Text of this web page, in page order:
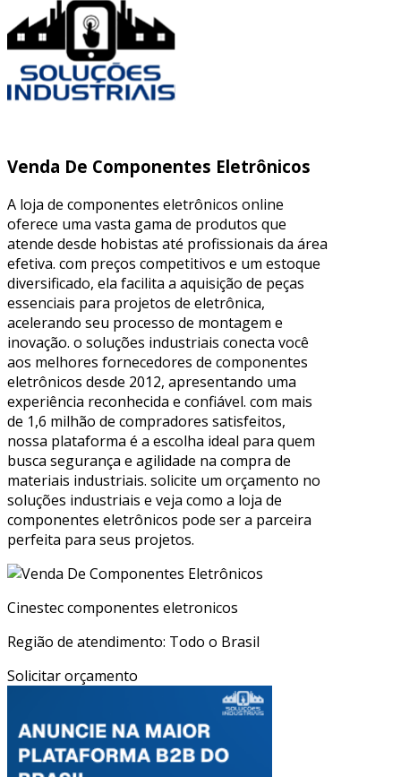
Venda De Componentes Eletrônicos
A loja de componentes eletrônicos online
oferece uma vasta gama de produtos que
atende desde hobistas até profissionais da área
efetiva. com preços competitivos e um estoque
diversificado, ela facilita a aquisição de peças
essenciais para projetos de eletrônica,
acelerando seu processo de montagem e
inovação. o soluções industriais conecta você
aos melhores fornecedores de componentes
eletrônicos desde 2012, apresentando uma
experiência reconhecida e confiável. com mais
de 1,6 milhão de compradores satisfeitos,
nossa plataforma é a escolha ideal para quem
busca segurança e agilidade na compra de
materiais industriais. solicite um orçamento no
soluções industriais e veja como a loja de
componentes eletrônicos pode ser a parceira
perfeita para seus projetos.
Cinestec componentes eletronicos
Região de atendimento: Todo o Brasil
Solicitar orçamento